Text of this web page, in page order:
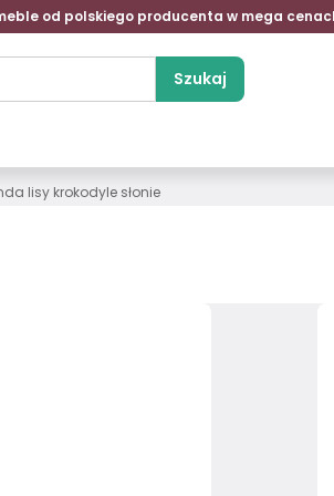
od polskiego producenta w mega
Szukaj
lisy krokodyle słonie